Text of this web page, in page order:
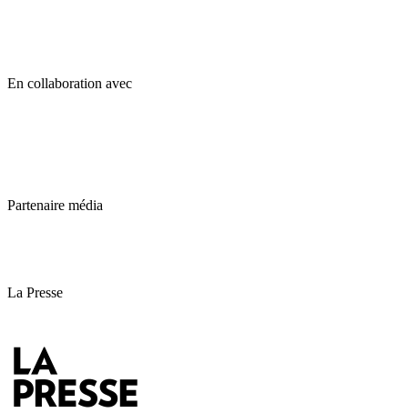
En collaboration avec
Partenaire média
La Presse